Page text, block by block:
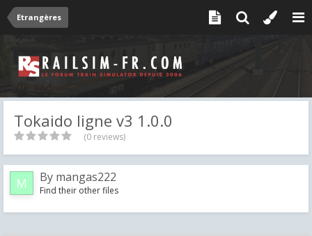
Etrangères
Tokaido ligne v3 1.0.0
(0 reviews)
By mangas222
Find their other files